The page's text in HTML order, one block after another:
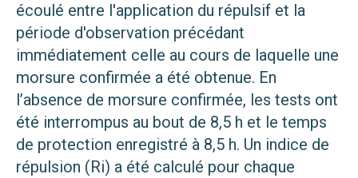
écoulé entre l'application du répulsif et la
période d'observation précédant
immédiatement celle au cours de laquelle une
morsure confirmée a été obtenue. En
l’absence de morsure confirmée, les tests ont
été interrompus au bout de 8,5 h et le temps
de protection enregistré à 8,5 h. Un indice de
répulsion (Ri) a été calculé pour chaque